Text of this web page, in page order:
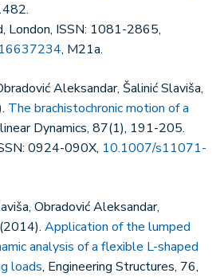
London, ISSN: 1081-2865,
, M21a.
Aleksandar, Šalinić Slaviša,
The brachistochronic motion of a
Dynamics, 87(1), 191-205.
0924-090X, 10.1007/s11071-
Obradović Aleksandar,
Application of the lumped
analysis of a flexible L-shaped
loads, Engineering Structures, 76,